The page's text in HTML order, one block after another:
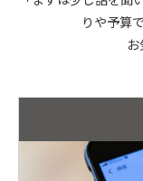
りや予算